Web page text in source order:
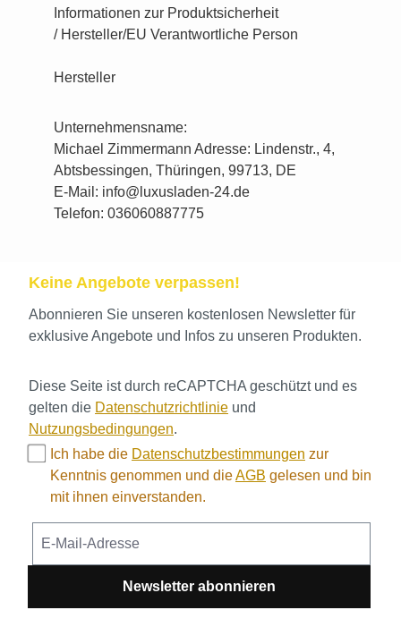
Informationen zur Produktsicherheit
/ Hersteller/EU Verantwortliche Person
Hersteller
Unternehmensname:
Michael Zimmermann Adresse: Lindenstr., 4,
Abtsbessingen, Thüringen, 99713, DE
E-Mail: info@luxusladen-24.de
Telefon: 036060887775
Keine Angebote verpassen!
Abonnieren Sie unseren kostenlosen Newsletter für
exklusive Angebote und Infos zu unseren Produkten.
Diese Seite ist durch reCAPTCHA geschützt und es
gelten die Datenschutzrichtlinie und
Nutzungsbedingungen.
Ich habe die Datenschutzbestimmungen zur
Kenntnis genommen und dieAGB gelesen und bin
mit ihnen einverstanden.
Newsletter abonnieren